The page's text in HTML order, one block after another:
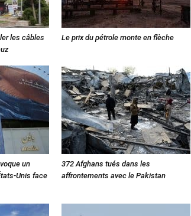
les câbles
Le prix du pétrole monte en flèche
un
Unis face
372 Afghans tués dans les
affrontements avec le Pakistan